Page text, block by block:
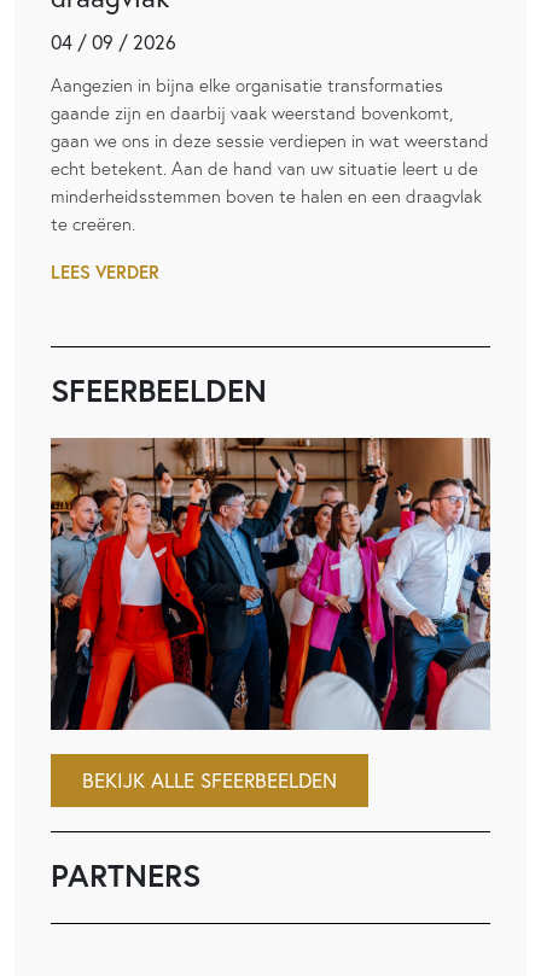
04 / 09 / 2026
Aangezien in bijna elke organisatie transformaties
gaande zijn en daarbij vaak weerstand bovenkomt,
gaan we ons in deze sessie verdiepen in wat weerstand
echt betekent. Aan de hand van uw situatie leert u de
minderheidsstemmen boven te halen en een draagvlak
te creëren.
LEES VERDER
SFEERBEELDEN
BEKIJK ALLE SFEERBEELDEN
PARTNERS